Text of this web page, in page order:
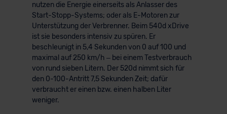
nutzen die Energie einerseits als Anlasser des
Start-Stopp-Systems; oder als E-Motoren zur
Unterstützung der Verbrenner. Beim 540d xDrive
ist sie besonders intensiv zu spüren. Er
beschleunigt in 5,4 Sekunden von 0 auf 100 und
maximal auf 250 km/h – bei einem Testverbrauch
von rund sieben Litern. Der 520d nimmt sich für
den 0-100-Antritt 7,5 Sekunden Zeit; dafür
verbraucht er einen bzw. einen halben Liter
weniger.